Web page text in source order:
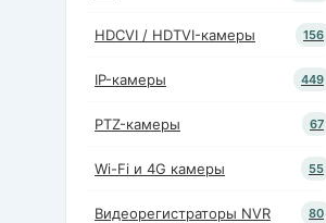
HDCVI / HDTVI-камеры 156
IP-камеры 449
PTZ-камеры 67
Wi-Fi и 4G камеры 55
Видеорегистраторы NVR 80